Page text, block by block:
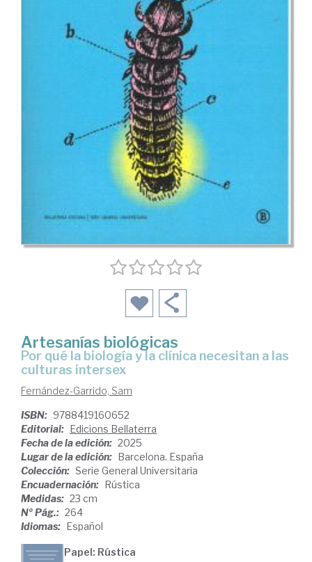
Artesanías biológicas
Por qué la biología y la clínica necesitan a las
culturas intersex
Fernández-Garrido, Sam
ISBN: 9788419160652
Editorial: Edicions Bellaterra
Fecha de la edición: 2025
Lugar de la edición: Barcelona. España
Colección: Serie General Universitaria
Encuadernación: Rústica
Medidas: 23 cm
Nº Pág.: 264
Idiomas: Español
Papel: Rústica